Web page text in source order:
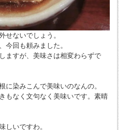
せないでしょう。
今回も頼みました。
ますが、美味さは相変わらずで
に染みこんで美味いのなんの。
もなく文句なく美味いです。素晴
しいですわ。